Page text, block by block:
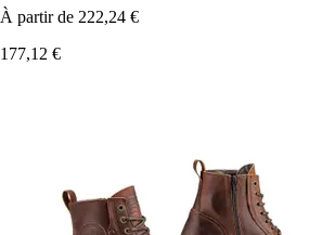
À partir de 222,24 €
177,12 €